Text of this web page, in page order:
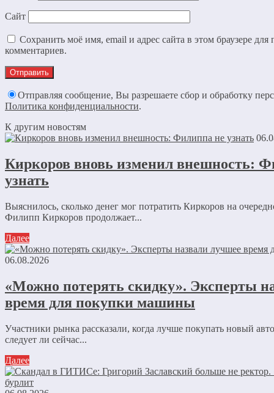
Сайт
Сохранить моё имя, email и адрес сайта в этом браузере
комментариев.
Отправляя сообщение, Вы разрешаете сбор и обработку
Политика конфиденциальности.
К другим новостям
Киркоров вновь изменил внешность:
узнать
Выяснилось, сколько денег мог потратить Киркоров на
Филипп Киркоров продолжает...
Далее
06.08.2026
«Можно потерять скидку». Эксперты
время для покупки машины
Участники рынка рассказали, когда лучше покупать новый
следует ли сейчас...
Далее